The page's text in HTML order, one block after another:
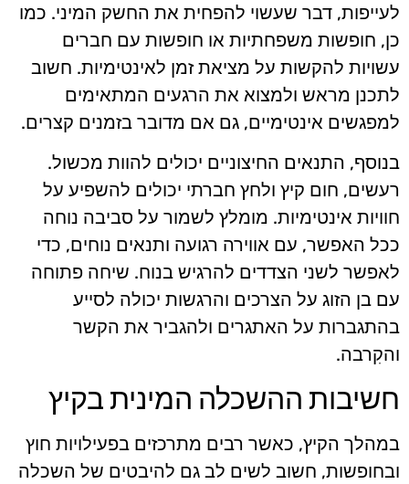
לעייפות, דבר שעשוי להפחית את החשק המיני. כמו
כן, חופשות משפחתיות או חופשות עם חברים
עשויות להקשות על מציאת זמן לאינטימיות. חשוב
לתכנן מראש ולמצוא את הרגעים המתאימים
למפגשים אינטימיים, גם אם מדובר בזמנים קצרים.
בנוסף, התנאים החיצוניים יכולים להוות מכשול.
רעשים, חום קיץ ולחץ חברתי יכולים להשפיע על
חוויות אינטימיות. מומלץ לשמור על סביבה נוחה
ככל האפשר, עם אווירה רגועה ותנאים נוחים, כדי
לאפשר לשני הצדדים להרגיש בנוח. שיחה פתוחה
עם בן הזוג על הצרכים והרגשות יכולה לסייע
בהתגברות על האתגרים ולהגביר את הקשר
והקִרבה.
חשיבות ההשכלה המינית בקיץ
במהלך הקיץ, כאשר רבים מתרכזים בפעילויות חוץ
ובחופשות, חשוב לשים לב גם להיבטים של השכלה